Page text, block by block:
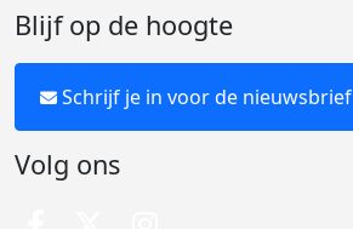
Blijf op de hoogte
Schrijf je in voor de nieuwsbrief
Volg ons